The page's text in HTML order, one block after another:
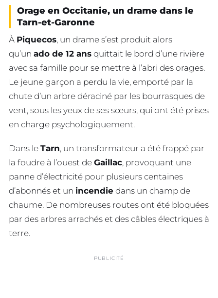
Orage en Occitanie, un drame dans le
Tarn-et-Garonne
À Piquecos, un drame s’est produit alors
qu’un ado de 12 ans quittait le bord d’une rivière
avec sa famille pour se mettre à l’abri des orages.
Le jeune garçon a perdu la vie, emporté par la
chute d’un arbre déraciné par les bourrasques de
vent, sous les yeux de ses sœurs, qui ont été prises
en charge psychologiquement.
Dans le Tarn, un transformateur a été frappé par
la foudre à l’ouest de Gaillac, provoquant une
panne d’électricité pour plusieurs centaines
d’abonnés et un incendie dans un champ de
chaume. De nombreuses routes ont été bloquées
par des arbres arrachés et des câbles électriques à
terre.
PUBLICITÉ